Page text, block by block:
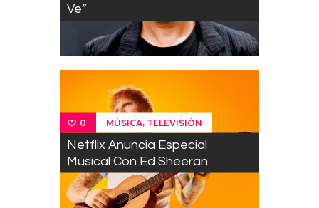
Ve”
0 MÚSICA, TELEVISIÓN
Netflix Anuncia Especial
Musical Con Ed Sheeran